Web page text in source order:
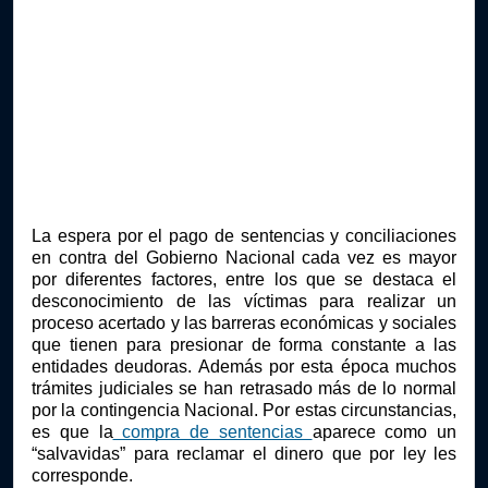
La espera por el pago de sentencias y conciliaciones
en contra del Gobierno Nacional cada vez es mayor
por diferentes factores, entre los que se destaca el
desconocimiento de las víctimas para realizar un
proceso acertado y las barreras económicas y sociales
que tienen para presionar de forma constante a las
entidades deudoras. Además por esta época muchos
trámites judiciales se han retrasado más de lo normal
por la contingencia Nacional. Por estas circunstancias,
es que la compra de sentencias aparece como un
“salvavidas” para reclamar el dinero que por ley les
corresponde.